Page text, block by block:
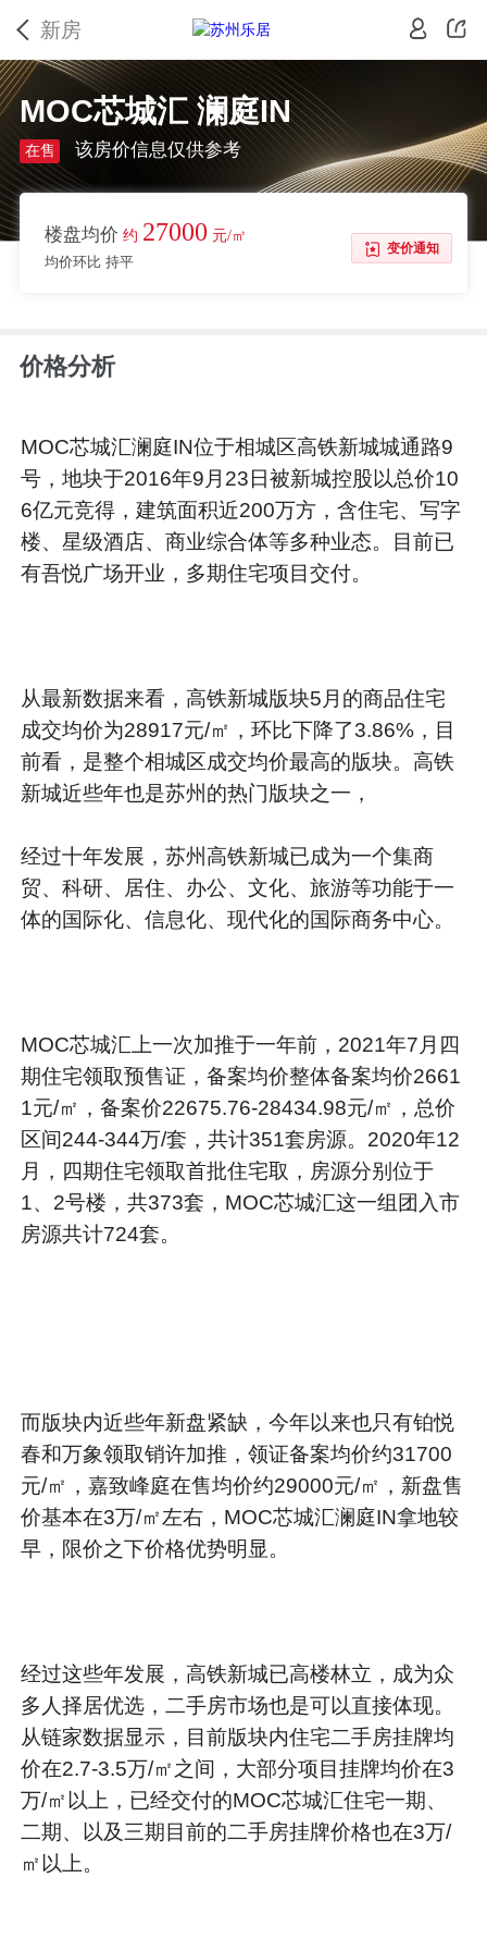
新房
MOC芯城汇 澜庭IN
在售 该房价信息仅供参考
楼盘均价 约 27000 元/㎡
均价环比 持平
变价通知
价格分析
MOC芯城汇澜庭IN位于相城区高铁新城城通路9
号，地块于2016年9月23日被新城控股以总价10
6亿元竞得，建筑面积近200万方，含住宅、写字
楼、星级酒店、商业综合体等多种业态。目前已
有吾悦广场开业，多期住宅项目交付。
从最新数据来看，高铁新城版块5月的商品住宅
成交均价为28917元/㎡，环比下降了3.86%，目
前看，是整个相城区成交均价最高的版块。高铁
新城近些年也是苏州的热门版块之一，
经过十年发展，苏州高铁新城已成为一个集商
贸、科研、居住、办公、文化、旅游等功能于一
体的国际化、信息化、现代化的国际商务中心。
MOC芯城汇上一次加推于一年前，2021年7月四
期住宅领取预售证，备案均价整体备案均价2661
1元/㎡，备案价22675.76-28434.98元/㎡，总价
区间244-344万/套，共计351套房源。2020年12
月，四期住宅领取首批住宅取，房源分别位于
1、2号楼，共373套，MOC芯城汇这一组团入市
房源共计724套。
而版块内近些年新盘紧缺，今年以来也只有铂悦
春和万象领取销许加推，领证备案均价约31700
元/㎡，嘉致峰庭在售均价约29000元/㎡，新盘售
价基本在3万/㎡左右，MOC芯城汇澜庭IN拿地较
早，限价之下价格优势明显。
经过这些年发展，高铁新城已高楼林立，成为众
多人择居优选，二手房市场也是可以直接体现。
从链家数据显示，目前版块内住宅二手房挂牌均
价在2.7-3.5万/㎡之间，大部分项目挂牌均价在3
万/㎡以上，已经交付的MOC芯城汇住宅一期、
二期、以及三期目前的二手房挂牌价格也在3万/
㎡以上。